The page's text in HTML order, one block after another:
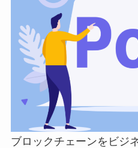
ブロックチェーンをビジ